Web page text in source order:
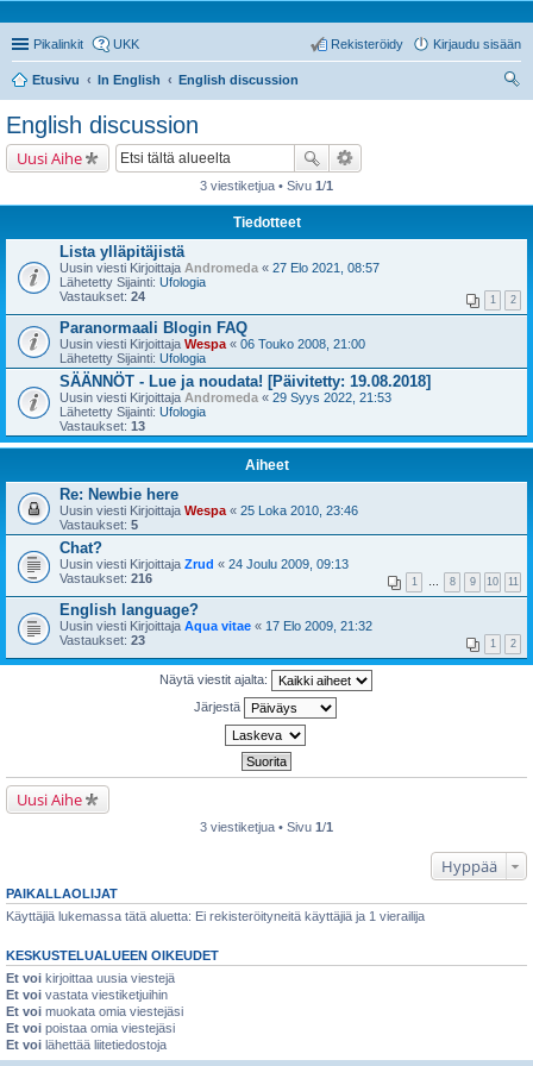
Pikalinkit UKK Kirjaudu sisään
Rekisteröidy
Etusivu In English
English discussion
English discussion
Uusi Aihe
3 viestiketjua • Sivu 1/1
Tiedotteet
Lista ylläpitäjistä
Uusin viesti Kirjoittaja Andromeda « 27 Elo 2021, 08:57
Lähetetty Sijainti: Ufologia
Vastaukset: 24 1 2
Paranormaali Blogin FAQ
Uusin viesti Kirjoittaja Wespa « 06 Touko 2008, 21:00
Lähetetty Sijainti: Ufologia
SÄÄNNÖT - Lue ja noudata! [Päivitetty: 19.08.2018]
Uusin viesti Kirjoittaja Andromeda « 29 Syys 2022, 21:53
Lähetetty Sijainti: Ufologia
Vastaukset: 13
Aiheet
Re: Newbie here
Uusin viesti Kirjoittaja Wespa « 25 Loka 2010, 23:46
Vastaukset: 5
Chat?
Uusin viesti Kirjoittaja Zrud « 24 Joulu 2009, 09:13
Vastaukset: 216 1 … 8 9 10 11
English language?
Uusin viesti Kirjoittaja Aqua vitae « 17 Elo 2009, 21:32
Vastaukset: 23 1 2
Näytä viestit ajalta:
Järjestä
Uusi Aihe
3 viestiketjua • Sivu 1/1
Hyppää
PAIKALLAOLIJAT
Käyttäjiä lukemassa tätä aluetta: Ei rekisteröityneitä käyttäjiä ja 1 vierailija
KESKUSTELUALUEEN OIKEUDET
Et voi kirjoittaa uusia viestejä
Et voi vastata viestiketjuihin
Et voi muokata omia viestejäsi
Et voi poistaa omia viestejäsi
Et voi lähettää liitetiedostoja